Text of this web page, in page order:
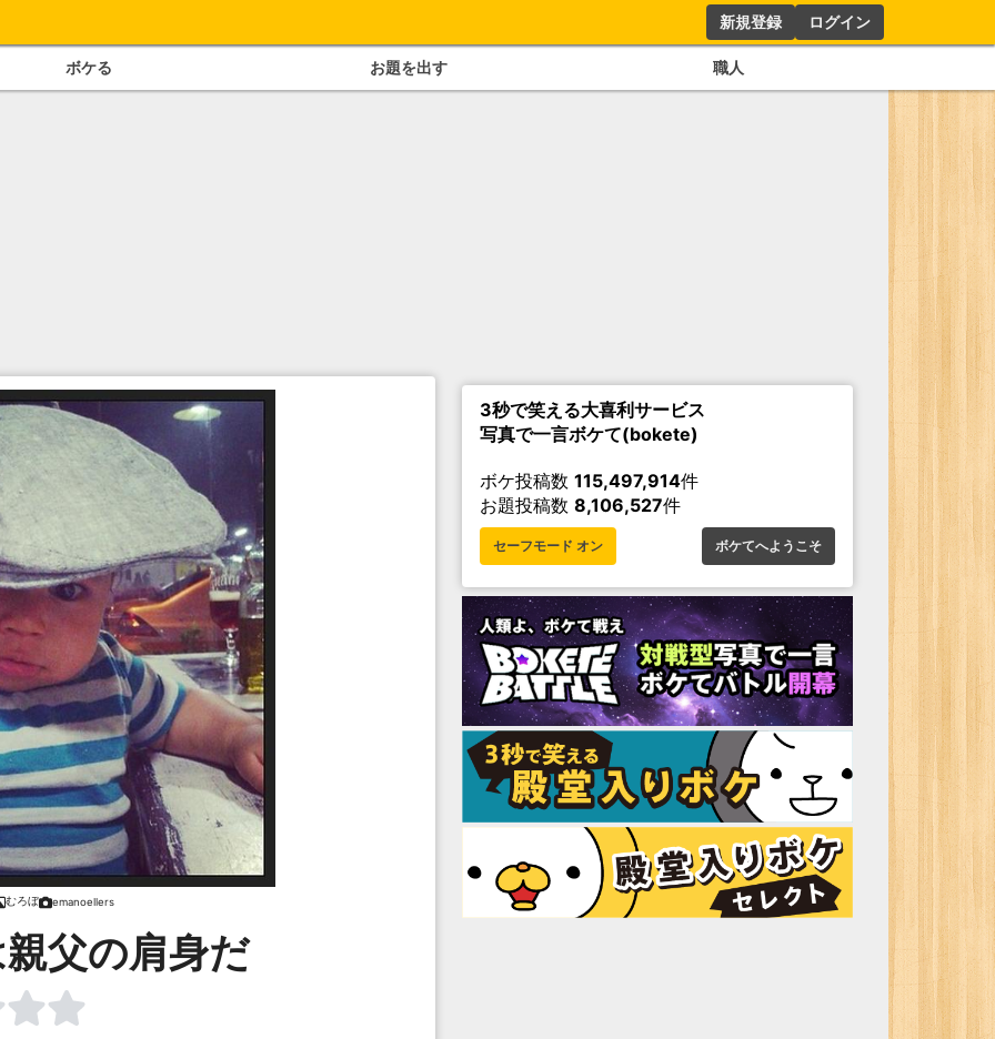
新規登録 ログイン
ボケる お題を出す 職人
むろぼ emanoellers
父の肩身だ
3秒で笑える大喜利サービス
写真で一言ボケて(bokete)
ボケ投稿数 115,497,914件
お題投稿数 8,106,527件
セーフモード オン ボケてへようこそ